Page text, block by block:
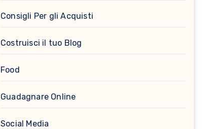
Consigli Per gli Acquisti
Costruisci il tuo Blog
Food
Guadagnare Online
Social Media